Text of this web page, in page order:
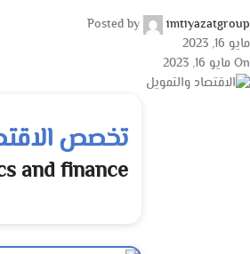
Posted by
imtiyazatgroup
مايو 16, 2023
On مايو 16, 2023
تخصص
and finance